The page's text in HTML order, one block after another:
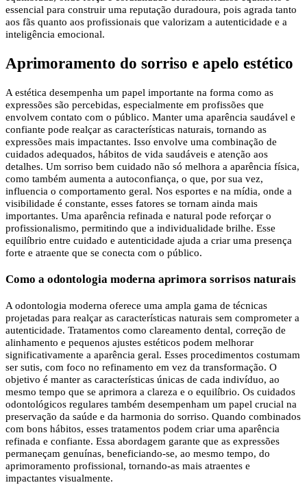
essencial para construir uma reputação duradoura, pois agrada tanto
aos fãs quanto aos profissionais que valorizam a autenticidade e a
inteligência emocional.
Aprimoramento do sorriso e apelo estético
A estética desempenha um papel importante na forma como as
expressões são percebidas, especialmente em profissões que
envolvem contato com o público. Manter uma aparência saudável e
confiante pode realçar as características naturais, tornando as
expressões mais impactantes. Isso envolve uma combinação de
cuidados adequados, hábitos de vida saudáveis ​​e atenção aos
detalhes. Um sorriso bem cuidado não só melhora a aparência física,
como também aumenta a autoconfiança, o que, por sua vez,
influencia o comportamento geral. Nos esportes e na mídia, onde a
visibilidade é constante, esses fatores se tornam ainda mais
importantes. Uma aparência refinada e natural pode reforçar o
profissionalismo, permitindo que a individualidade brilhe. Esse
equilíbrio entre cuidado e autenticidade ajuda a criar uma presença
forte e atraente que se conecta com o público.
Como a odontologia moderna aprimora sorrisos naturais
A odontologia moderna oferece uma ampla gama de técnicas
projetadas para realçar as características naturais sem comprometer a
autenticidade. Tratamentos como clareamento dental, correção de
alinhamento e pequenos ajustes estéticos podem melhorar
significativamente a aparência geral. Esses procedimentos costumam
ser sutis, com foco no refinamento em vez da transformação. O
objetivo é manter as características únicas de cada indivíduo, ao
mesmo tempo que se aprimora a clareza e o equilíbrio. Os cuidados
odontológicos regulares também desempenham um papel crucial na
preservação da saúde e da harmonia do sorriso. Quando combinados
com bons hábitos, esses tratamentos podem criar uma aparência
refinada e confiante. Essa abordagem garante que as expressões
permaneçam genuínas, beneficiando-se, ao mesmo tempo, do
aprimoramento profissional, tornando-as mais atraentes e
impactantes visualmente.